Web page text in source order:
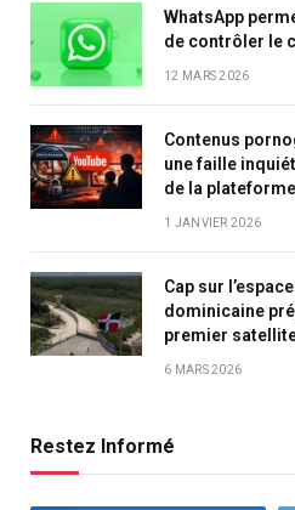
WhatsApp
de contrôler le
12 MARS 2026
Contenus
une faille
de la plateforme
1 JANVIER 2026
Cap sur
dominicaine
premier
6 MARS 2026
Restez Informé